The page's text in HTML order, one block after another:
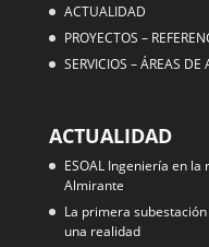
ACTUALIDAD
PROYECTOS –
SERVICIOS – ÁREAS DE
ACTUALIDAD
ESOAL Ingeniería en
Almirante
La primera
una realidad